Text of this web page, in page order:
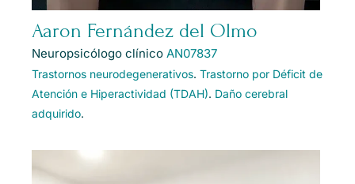
Aaron Fernández del Olmo
Neuropsicólogo clínico AN07837
Trastornos neurodegenerativos. Trastorno por Déficit de
Atención e Hiperactividad (TDAH). Daño cerebral
adquirido.